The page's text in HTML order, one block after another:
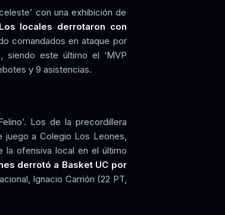
con una exhibición de
Los locales derrotaron con
comandados en ataque por
siendo este último el ‘MVP
y 9 asistencias.
Los de la precordillera
juego a Colegio Los Leones,
la ofensiva local en el último
derrotó a Basket UC por
Ignacio Carrión (22 PT,